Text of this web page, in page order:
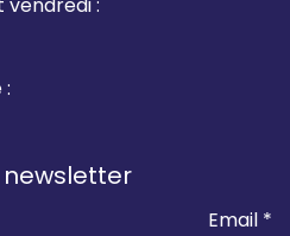
vendredi :
Email *